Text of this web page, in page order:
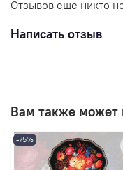
Отзывов еще никто
Написать отзыв
Вам также может
-75%